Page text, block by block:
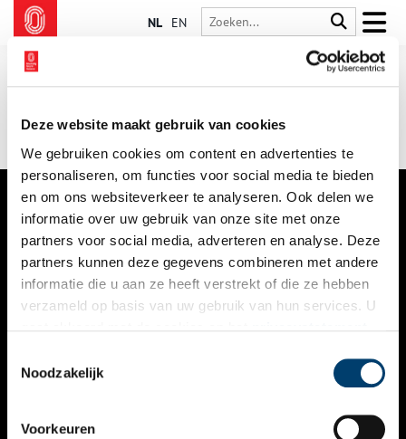
Deze website maakt gebruik van cookies
We gebruiken cookies om content en advertenties te
personaliseren, om functies voor social media te bieden
en om ons websiteverkeer te analyseren. Ook delen we
informatie over uw gebruik van onze site met onze
partners voor social media, adverteren en analyse. Deze
partners kunnen deze gegevens combineren met andere
informatie die u aan ze heeft verstrekt of die ze hebben
verzameld op basis van uw gebruik van hun services. U
Noodzakelijk
Voorkeuren
NL EN
VERHALEN
NIEUWS
KALENDER
ACTIVITEITEN